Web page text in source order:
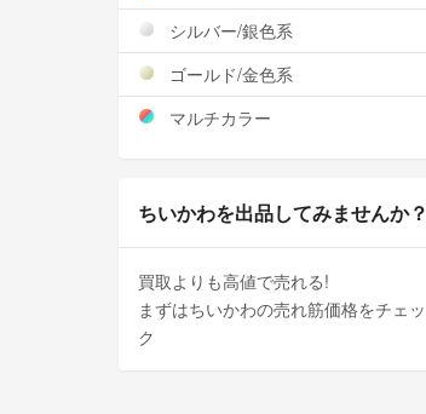
シルバー/銀色系
ゴールド/金色系
マルチカラー
ちいかわを出品してみませんか？
買取よりも高値で売れる!
まずはちいかわの売れ筋価格をチェッ
ク